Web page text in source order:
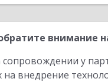
внимание
у
на внедрение